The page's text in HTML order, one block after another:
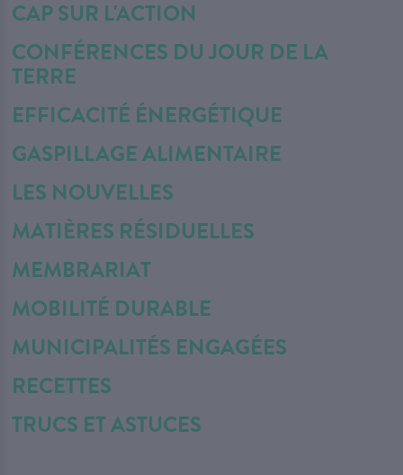
CAP SUR L'ACTION
CONFÉRENCES DU JOUR DE LA
TERRE
EFFICACITÉ ÉNERGÉTIQUE
GASPILLAGE ALIMENTAIRE
LES NOUVELLES
MATIÈRES RÉSIDUELLES
MEMBRARIAT
MOBILITÉ DURABLE
MUNICIPALITÉS ENGAGÉES
RECETTES
TRUCS ET ASTUCES